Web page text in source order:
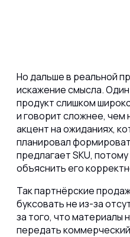
Но дальше в реальной
искажение смысла.
продукт слишком
и говорит сложнее, чем
акцент на ожиданиях,
планировал
предлагает SKU,
объяснить его
Так партнёрские
буксовать не из-за
за того, что материалы
передать